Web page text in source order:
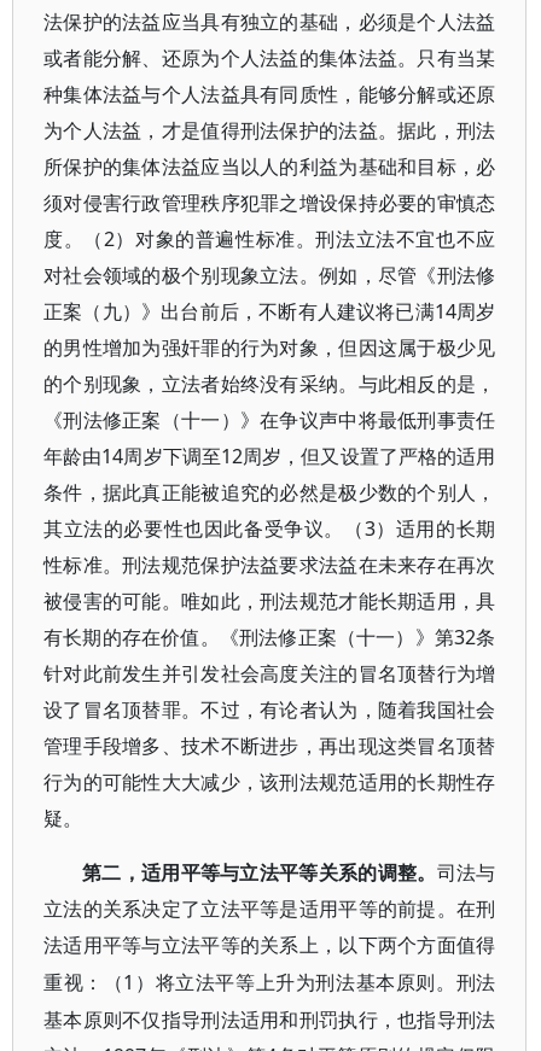
法保护的法益应当具有独立的基础，必须是个人法益
或者能分解、还原为个人法益的集体法益。只有当某
种集体法益与个人法益具有同质性，能够分解或还原
为个人法益，才是值得刑法保护的法益。据此，刑法
所保护的集体法益应当以人的利益为基础和目标，必
须对侵害行政管理秩序犯罪之增设保持必要的审慎态
度。（2）对象的普遍性标准。刑法立法不宜也不应
对社会领域的极个别现象立法。例如，尽管《刑法修
正案（九）》出台前后，不断有人建议将已满14周岁
的男性增加为强奸罪的行为对象，但因这属于极少见
的个别现象，立法者始终没有采纳。与此相反的是，
《刑法修正案（十一）》在争议声中将最低刑事责任
年龄由14周岁下调至12周岁，但又设置了严格的适用
条件，据此真正能被追究的必然是极少数的个别人，
其立法的必要性也因此备受争议。（3）适用的长期
性标准。刑法规范保护法益要求法益在未来存在再次
被侵害的可能。唯如此，刑法规范才能长期适用，具
有长期的存在价值。《刑法修正案（十一）》第32条
针对此前发生并引发社会高度关注的冒名顶替行为增
设了冒名顶替罪。不过，有论者认为，随着我国社会
管理手段增多、技术不断进步，再出现这类冒名顶替
行为的可能性大大减少，该刑法规范适用的长期性存
疑。
第二，适用平等与立法平等关系的调整。 司法与
立法的关系决定了立法平等是适用平等的前提。在刑
法适用平等与立法平等的关系上，以下两个方面值得
重视：（1）将立法平等上升为刑法基本原则。刑法
基本原则不仅指导刑法适用和刑罚执行，也指导刑法